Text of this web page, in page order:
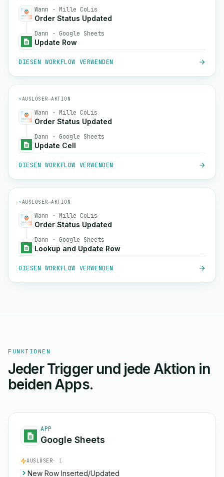
Wann · Mille CoLis
Order Status Updated
Dann · Google Sheets
Update Row
DIESEN WORKFLOW VERWENDEN
⚡AUSLÖSER→AKTION
Wann · Mille CoLis
Order Status Updated
Dann · Google Sheets
Update Cell
DIESEN WORKFLOW VERWENDEN
⚡AUSLÖSER→AKTION
Wann · Mille CoLis
Order Status Updated
Dann · Google Sheets
Lookup and Update Row
DIESEN WORKFLOW VERWENDEN
FUNKTIONEN
Jeder Trigger und jede Aktion in
beiden Apps.
APP
Google Sheets
AUSLÖSER· 1
New Row Inserted/Updated